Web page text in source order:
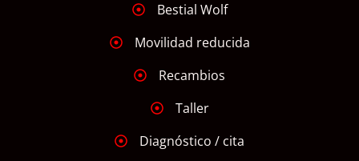
Bestial Wolf
Movilidad reducida
Recambios
Taller
Diagnóstico / cita